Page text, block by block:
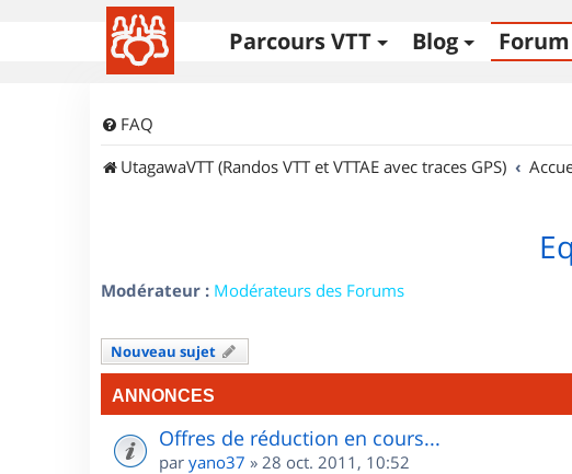
Parcours VTT Blog Forum
FAQ
UtagawaVTT (Randos VTT et VTTAE avec traces GPS)
Modérateur : Modérateurs des Forums
Nouveau sujet
ANNONCES
Offres de réduction en cours...
par yano37 » 28 oct. 2011, 10:52